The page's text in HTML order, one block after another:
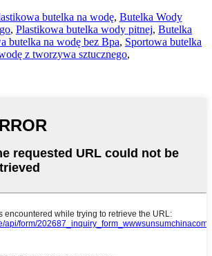
butelka na wodę, Butelka Wody
, Plastikowa butelka wody pitnej, Butelka
butelka na wodę bez Bpa, Sportowa butelka
z tworzywa sztucznego,